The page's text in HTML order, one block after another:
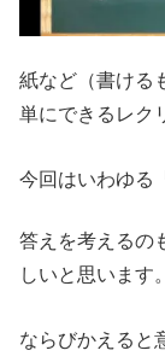
紙など（書ける
単にできるレク
今回はいわゆる「
答えを考えるの
しいと思います。
ならびかえると